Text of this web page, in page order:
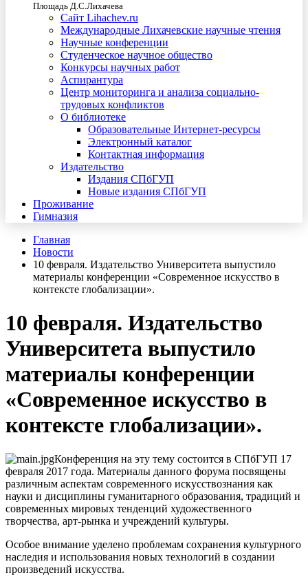
Площадь Д.С.Лихачева
Сайт Lihachev.ru
Международные Лихачевские научные чтения
Научные конференции
Студенческое научное общество
Конкурсы научных работ
Аспирантура
Центр мониторинга и анализа социально-
трудовых конфликтов
О библиотеке
Образовательные Интернет-ресурсы
Электронный каталог
Контактная информация
Издательство
Издания СПбГУП
Новые издания СПбГУП
Проживание
Гимназия
Главная
Новости
10 февраля. Издательство Университета выпустило
материалы конференции «Современное искусство в
контексте глобализации».
10 февраля. Издательство
Университета выпустило
материалы конференции
«Современное искусство в
контексте глобализации».
Конференция на эту тему состоится в СПбГУП 17
февраля 2017 года. Материалы данного форума посвящены
различным аспектам современного искусствознания как
науки и дисциплины гуманитарного образования, традиций и
современных мировых тенденций художественного
творчества, арт-рынка и учреждений культуры.
Особое внимание уделено проблемам сохранения культурного
наследия и использования новых технологий в создании
произведений искусства.